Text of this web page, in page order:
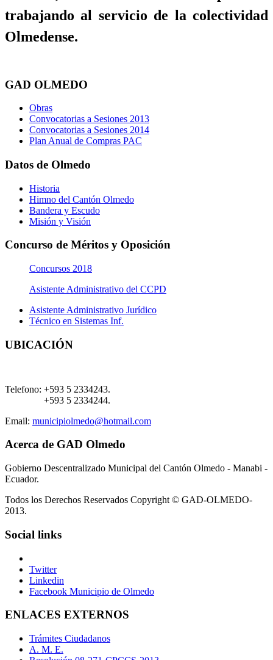
trabajando al servicio de la colectividad
Olmedense.
GAD OLMEDO
Obras
Convocatorias a Sesiones 2013
Convocatorias a Sesiones 2014
Plan Anual de Compras PAC
Datos de Olmedo
Historia
Himno del Cantón Olmedo
Bandera y Escudo
Misión y Visión
Concurso de Méritos y Oposición
Concursos 2018
Asistente Administrativo del CCPD
Asistente Administrativo Jurídico
Técnico en Sistemas Inf.
UBICACIÓN
Telefono: +593 5 2334243.
+593 5 2334244.
Email: municipiolmedo@hotmail.com
Acerca de GAD Olmedo
Gobierno Descentralizado Municipal del Cantón Olmedo - Manabi -
Ecuador.
Todos los Derechos Reservados Copyright © GAD-OLMEDO-
2013.
Social links
Twitter
Linkedin
Facebook Municipio de Olmedo
ENLACES EXTERNOS
Trámites Ciudadanos
A. M. E.